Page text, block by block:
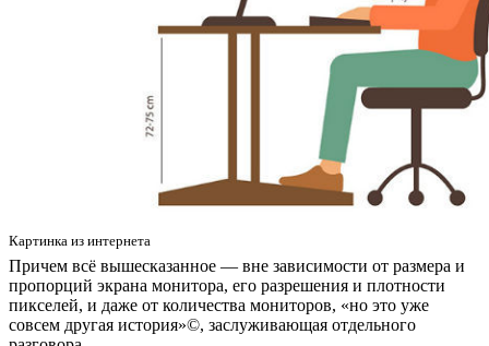
Картинка из интернета
Причем всё вышесказанное — вне зависимости от размера и
пропорций экрана монитора, его разрешения и плотности
пикселей, и даже от количества мониторов, «но это уже
совсем другая история»©, заслуживающая отдельного